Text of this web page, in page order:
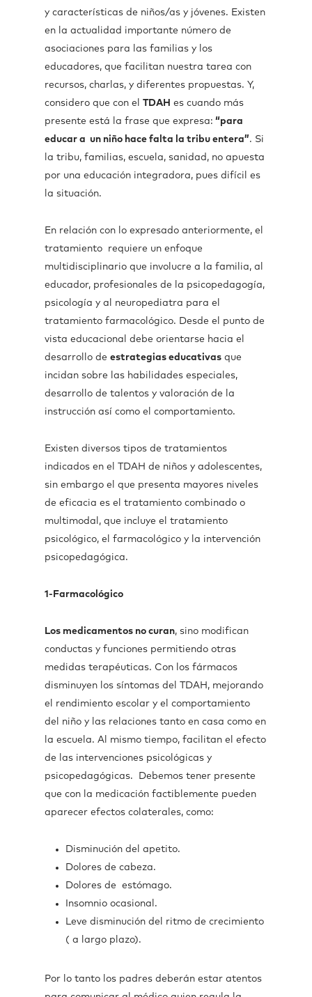
y características de niños/as y jóvenes. Existen
en la actualidad importante número de
asociaciones para las familias y los
educadores, que facilitan nuestra tarea con
recursos, charlas, y diferentes propuestas. Y,
considero que con el TDAH es cuando más
presente está la frase que expresa: “para
educar a un niño hace falta la tribu entera”. Si
la tribu, familias, escuela, sanidad, no apuesta
por una educación integradora, pues difícil es
la situación.
En relación con lo expresado anteriormente, el
tratamiento requiere un enfoque
multidisciplinario que involucre a la familia, al
educador, profesionales de la psicopedagogía,
psicología y al neuropediatra para el
tratamiento farmacológico. Desde el punto de
vista educacional debe orientarse hacia el
desarrollo de estrategias educativas que
incidan sobre las habilidades especiales,
desarrollo de talentos y valoración de la
instrucción así como el comportamiento.
Existen diversos tipos de tratamientos
indicados en el TDAH de niños y adolescentes,
sin embargo el que presenta mayores niveles
de eficacia es el tratamiento combinado o
multimodal, que incluye el tratamiento
psicológico, el farmacológico y la intervención
psicopedagógica.
1-Farmacológico
Los medicamentos no curan, sino modifican
conductas y funciones permitiendo otras
medidas terapéuticas. Con los fármacos
disminuyen los síntomas del TDAH, mejorando
el rendimiento escolar y el comportamiento
del niño y las relaciones tanto en casa como en
la escuela. Al mismo tiempo, facilitan el efecto
de las intervenciones psicológicas y
psicopedagógicas. Debemos tener presente
que con la medicación factiblemente pueden
aparecer efectos colaterales, como:
Disminución del apetito.
Dolores de cabeza.
Dolores de estómago.
Insomnio ocasional.
Leve disminución del ritmo de crecimiento
( a largo plazo).
Por lo tanto los padres deberán estar atentos